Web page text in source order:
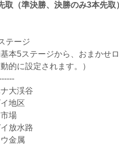
取（準決勝、決勝のみ3本先取
テージ
本5ステージから、おまかせ
的に設定されます。）
大渓谷
地区
場
放水路
金属